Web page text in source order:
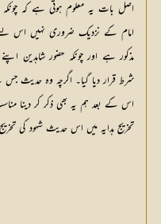
اصل بات یہ معلوم ہوتی ہے کہ
امام کے نزدیک ضروری نہیں اس
مذکور ہے اور چونکہ حضور
شرط قرار دیا گیا۔ اگرچہ وہ حدیث
اس کے بعد ہم یہ بھی ذکر کر دینا
تخریج ہدایہ میں اس حدیث شہود کی